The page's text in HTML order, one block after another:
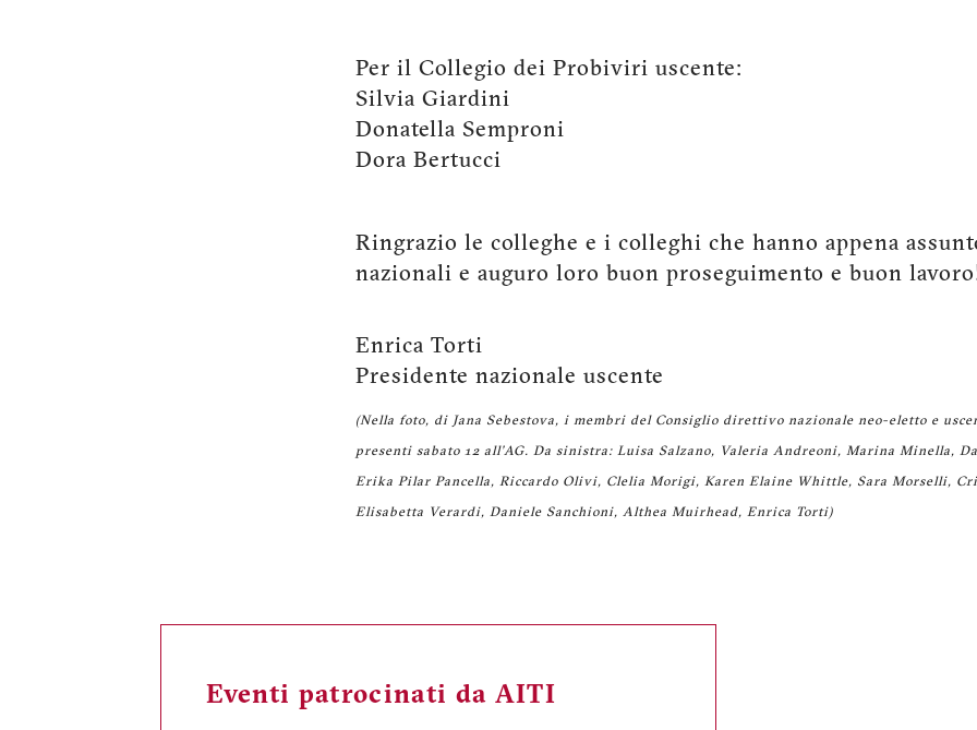
Per il Collegio dei Probiviri uscente:
Silvia Giardini
Donatella Semproni
Dora Bertucci
Ringrazio le colleghe e i colleghi che hanno appena
nazionali e auguro loro buon proseguimento e buon
Enrica Torti
Presidente nazionale uscente
(Nella foto, di Jana Sebestova, i membri del Consiglio direttivo nazionale neo-eletto e
presenti sabato 12 all’AG. Da sinistra: Luisa Salzano, Valeria Andreoni, Marina Minella,
Erika Pilar Pancella, Riccardo Olivi, Clelia Morigi, Karen Elaine Whittle, Sara Morselli,
Elisabetta Verardi, Daniele Sanchioni, Althea Muirhead, Enrica Torti)
Eventi patrocinati da AITI